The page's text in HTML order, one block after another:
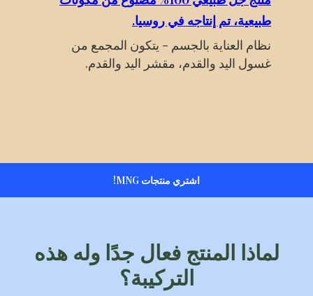
طبيعية، تم إنتاجه في روسيا.
نظام العناية بالجسم - يتكون المجمع من
غسول اليد والقدم، مقشر اليد والقدم.
اشتري منتجات MNG!
لماذا المنتج فعال جدًا وله هذه
التركيبة؟